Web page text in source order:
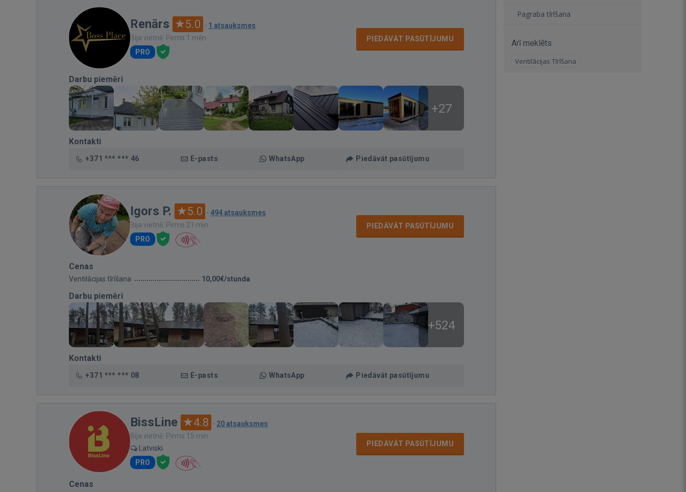
Renārs 5.0 · 1 atsauksmes
Bija vietnē: Pirms 1 mēn.
PRO
PIEDĀVĀT PASŪTĪJUMU
Darbu piemēri
+27
Kontakti
+371 *** *** 46 E-pasts WhatsApp Piedāvāt pasūtījumu
Igors P. 5.0 · 494 atsauksmes
Bija vietnē: Pirms 21 min.
PRO
PIEDĀVĀT PASŪTĪJUMU
Cenas
Ventilācijas tīrīšana 10,00€/stunda
Darbu piemēri
+524
Kontakti
+371 *** *** 08 E-pasts WhatsApp Piedāvāt pasūtījumu
BissLine 4.8 · 20 atsauksmes
Bija vietnē: Pirms 15 min.
Latviski
PRO
PIEDĀVĀT PASŪTĪJUMU
Cenas
Pagraba tīrīšana
Arī meklēts
Ventilācijas Tīrīšana